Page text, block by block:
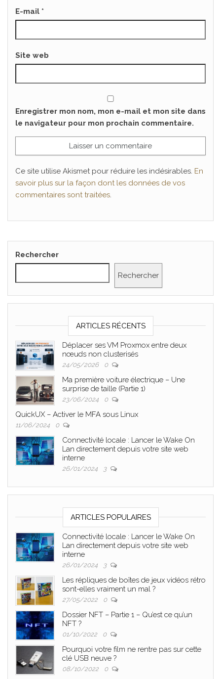
E-mail *
Site web
Enregistrer mon nom, mon e-mail et mon site dans
le navigateur pour mon prochain commentaire.
Ce site utilise Akismet pour réduire les indésirables. En
savoir plus sur la façon dont les données de vos
commentaires sont traitées.
Rechercher
Rechercher
ARTICLES RÉCENTS
Déplacer ses VM Proxmox entre deux
nœuds non clusterisés
24/05/2026 0
Ma première voiture électrique – Une
surprise de taille (Partie 1)
23/06/2024 0
QuickUX – Activer le MFA sous Linux
11/06/2024 0
Connectivité locale : Lancer le Wake On
Lan directement depuis votre site web
interne
26/01/2024 3
ARTICLES POPULAIRES
Connectivité locale : Lancer le Wake On
Lan directement depuis votre site web
interne
26/01/2024 3
Les répliques de boîtes de jeux vidéos rétro
sont-elles vraiment un mal ?
27/05/2022 0
Dossier NFT – Partie 1 – Qu’est ce qu’un
NFT ?
01/10/2022 0
Pourquoi votre film ne rentre pas sur cette
clé USB neuve ?
08/10/2022 0